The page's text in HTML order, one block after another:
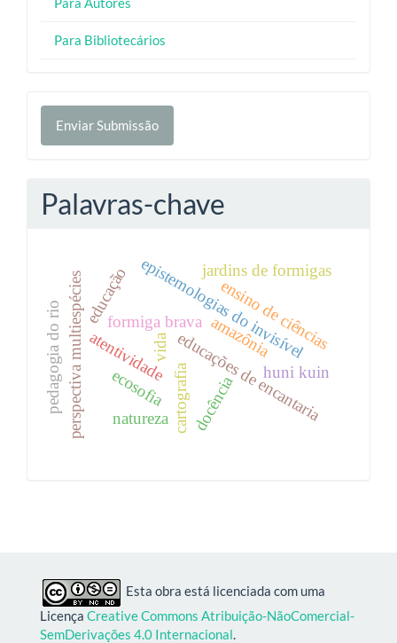
Para Bibliotecários
Enviar
Submissão
Enviar Submissão
Palavras-chave
formiga brava amazônia
educações de encantaria
epistemologias do invisível
educação
perspectiva multiespécies docência
vida ensino de ciências
pedagogia do rio ecosofia cartografia huni kuin
atentividade
jardins de formigas
natureza
Esta obra está licenciada com uma
Licença Creative Commons Atribuição-NãoComercial-
SemDerivações 4.0 Internacional.